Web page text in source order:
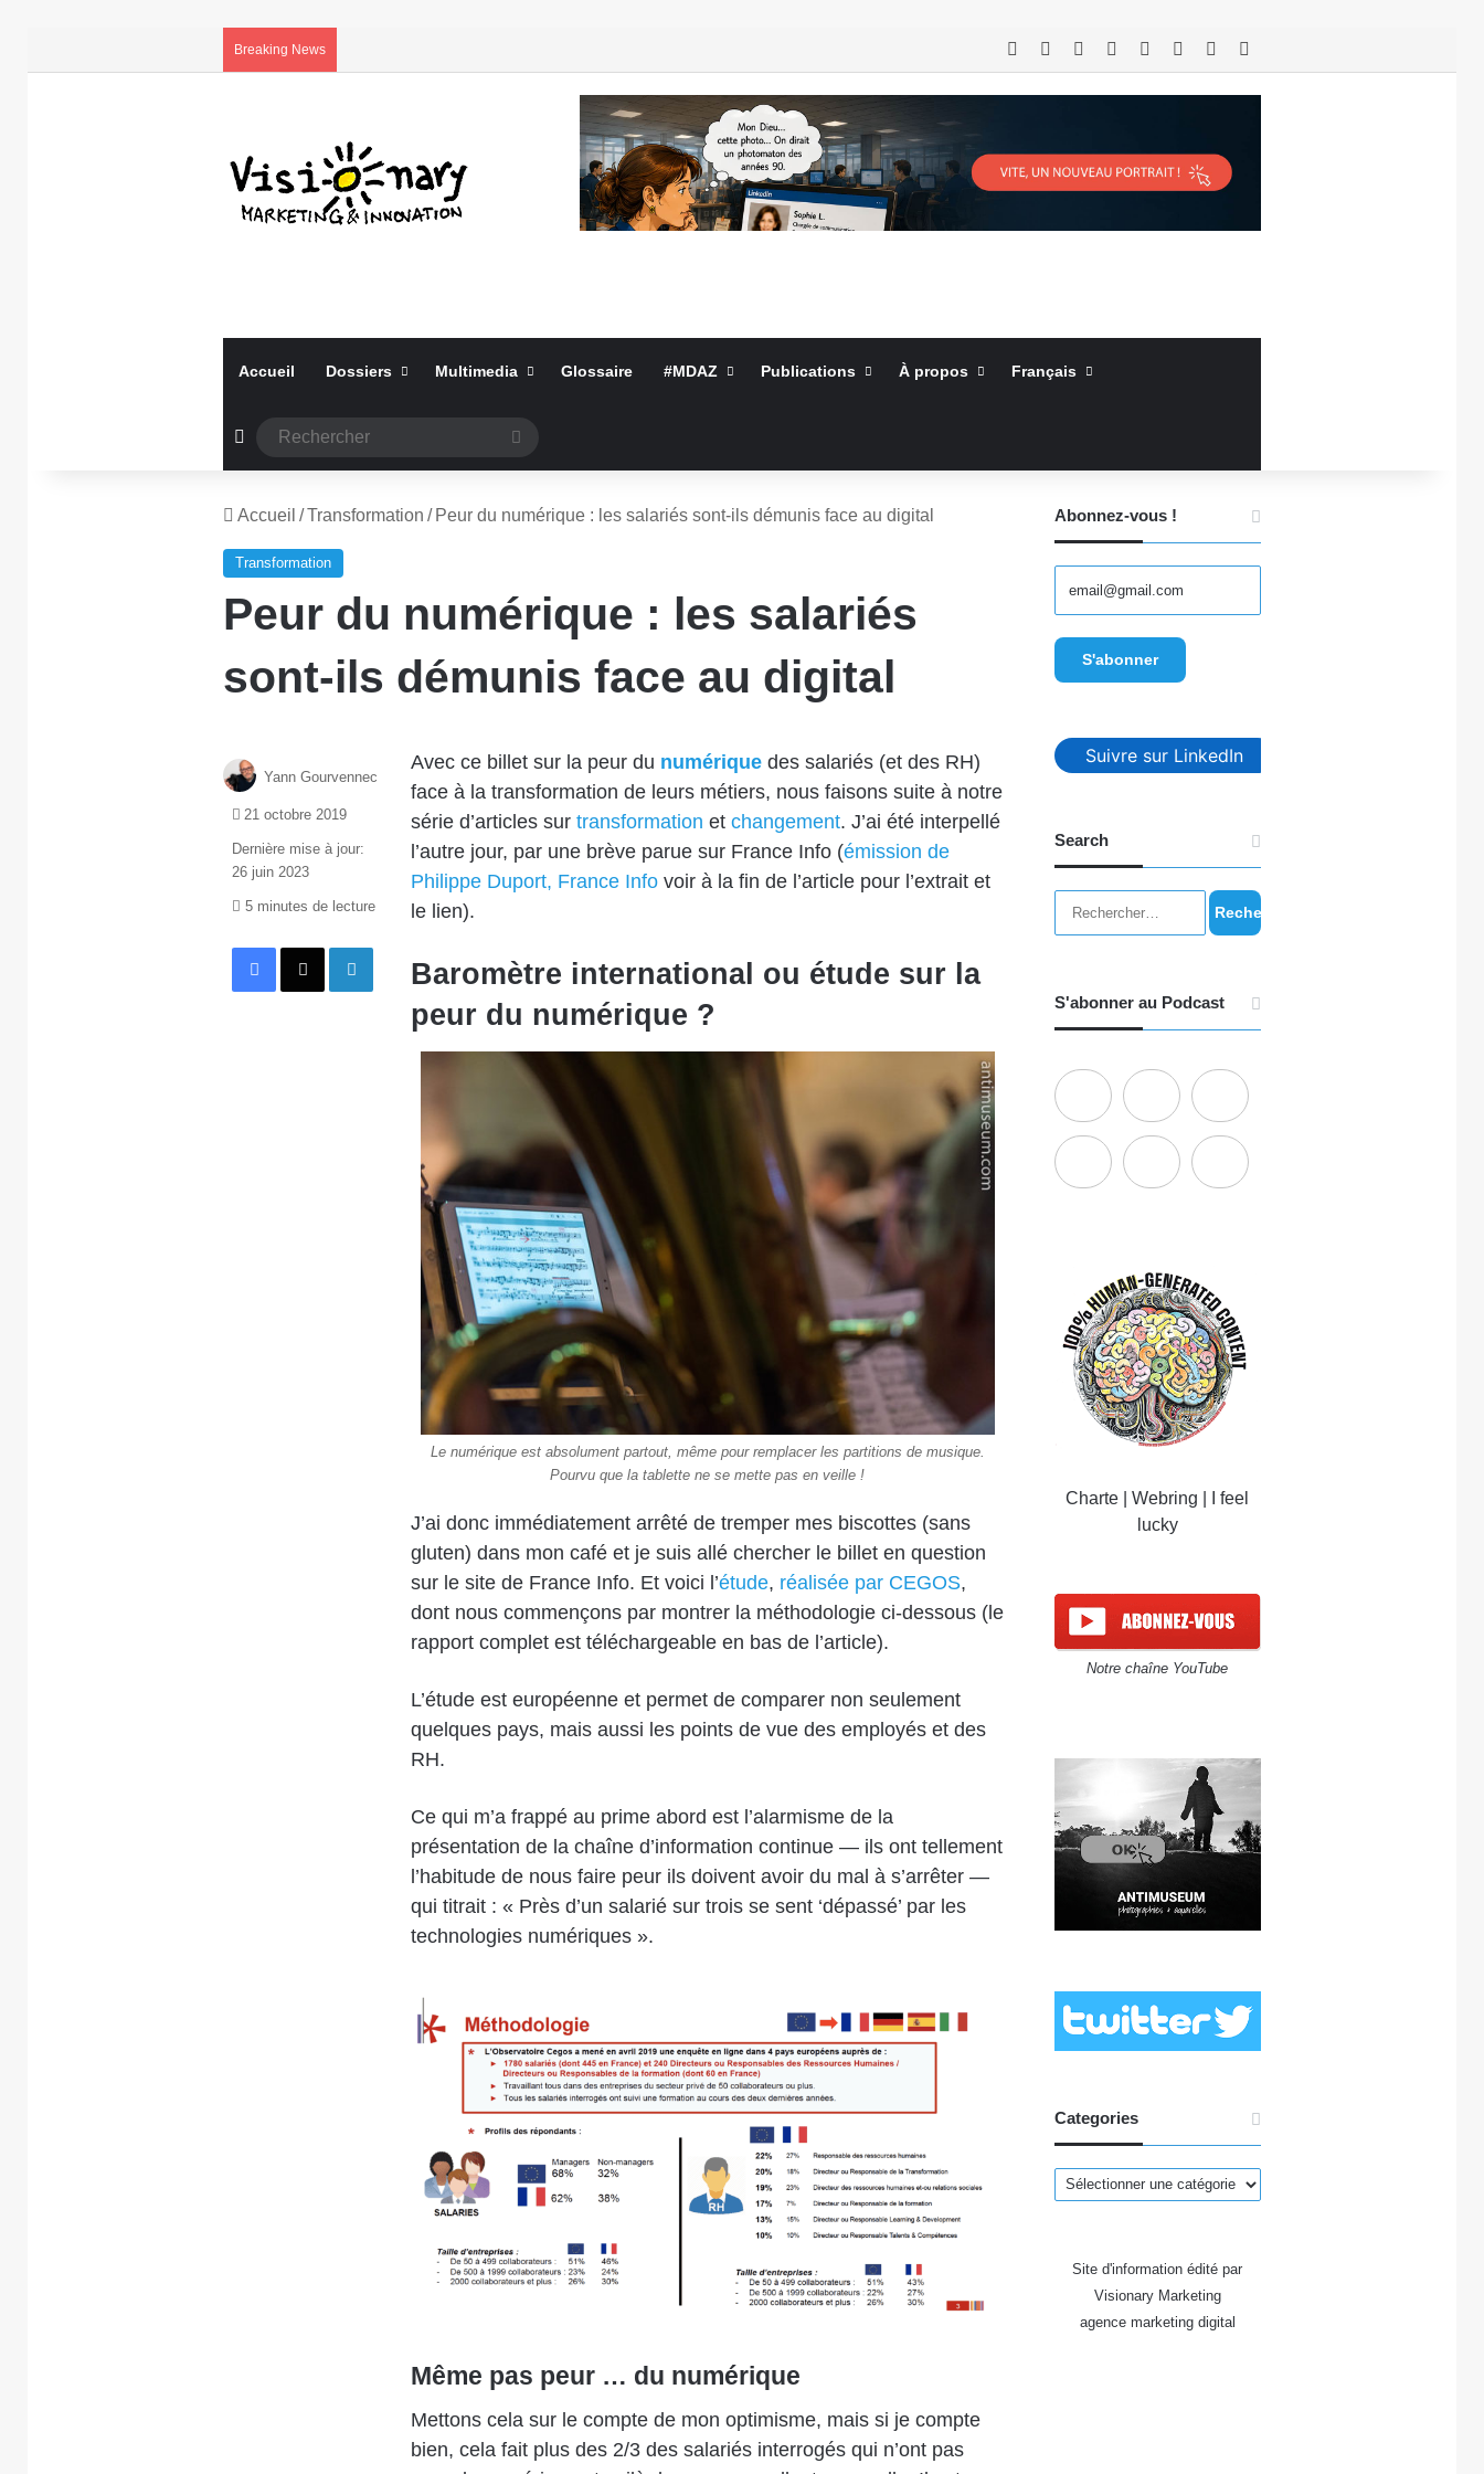
Breaking News RSS Facebook LinkedinYouTubeConnexionArticle Aléatoire
Accueil Dossiers Multimedia Glossaire #MDAZ Publications À propos Français
Article Aléatoire
Accueil /Transformation / Peur du numérique : les salariés sont-ils démunis face au digital
Transformation
Peur du numérique : les salariés
sont-ils démunis face au digital
Avec ce billet sur la peur du numériquedes salariés (et des RH)
face à la transformation de leurs métiers, nous faisons suite à notre
série d’articles sur transformation et changement. J’ai été interpellé
l’autre jour, par une brève parue sur France Info (émission de
Philippe Duport, France Infovoir à la fin de l’article pour l’extrait et
le lien).
Baromètre international ou étude sur la
peur du numérique ?
Le numérique est absolument partout, même pour remplacer les partitions de musique.
Pourvu que la tablette ne se mette pas en veille !
J’ai donc immédiatement arrêté de tremper mes biscottes (sans
gluten) dans mon café et je suis allé chercher le billet en question
sur le site de France Info. Et voici l’étude, réalisée par CEGOS,
dont nous commençons par montrer la méthodologie ci-dessous (le
rapport complet est téléchargeable en bas de l’article).
L’étude est européenne et permet de comparer non seulement
quelques pays, mais aussi les points de vue des employés et des
RH.
Ce qui m’a frappé au prime abord est l’alarmisme de la
présentation de la chaîne d’information continue — ils ont tellement
l’habitude de nous faire peur ils doivent avoir du mal à s’arrêter —
qui titrait : « Près d’un salarié sur trois se sent ‘dépassé’ par les
technologies numériques ».
Même pas peur … du numérique
Mettons cela sur le compte de mon optimisme, mais si je compte
bien, cela fait plus des 2/3 des salariés interrogés qui n’ont pas
Yann Gourvennec
21 octobre 2019
Dernière mise à jour:
26 juin 2023
5 minutes de lecture
Facebook
X Linkedin
Abonnez-vous !
Suivre sur LinkedIn
Search
Rechercher :
S'abonner au Podcast
Charte |Webring
I feel
lucky
Notre chaîne YouTube
Categories
Categories
Site d'information édité par
Visionary Marketing
agence marketing digital